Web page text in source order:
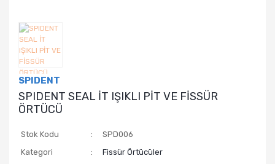
SPIDENT
SPIDENT SEAL İT IŞIKLI PİT VE FİSSÜR
ÖRTÜCÜ
Stok Kodu
SPD006
Kategori
Fissür Örtücüler